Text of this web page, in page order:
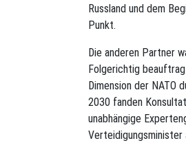
Russland und dem
Punkt.
Die anderen Partner
Folgerichtig
Dimension der NATO
2030 fanden
unabhängige
Verteidigungsminister